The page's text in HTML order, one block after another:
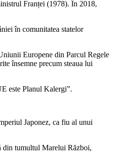
Franței (1978). În 2018,
în comunitatea statelor
Europene din Parcul Regele
însemne precum steaua lui
este Planul Kalergi”.
Japonez, ca fiu al unui
din tumultul Marelui Război,